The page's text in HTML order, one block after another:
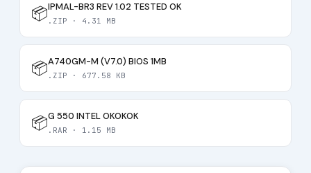
📦IPMAL-BR3 REV 1.02 TESTED OK
.ZIP · 4.31 MB
📦A740GM-M (V7.0) BIOS 1MB
.ZIP · 677.58 KB
📦G 550 INTEL OKOKOK
.RAR · 1.15 MB